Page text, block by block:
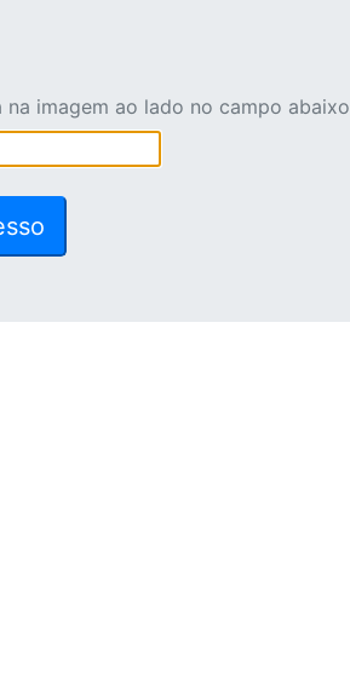
na imagem ao lado no campo abaixo